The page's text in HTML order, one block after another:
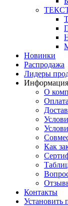
Новинки
Распродажа
Лидеры
О
Оплата
Как
Контакты
Установить